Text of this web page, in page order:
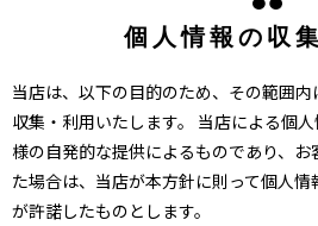
個人情報の収
当店は、以下の目的のため、その範囲
収集・利用いたします。 当店による個
様の自発的な提供によるものであり、
た場合は、当店が本方針に則って個人
が許諾したものとします。